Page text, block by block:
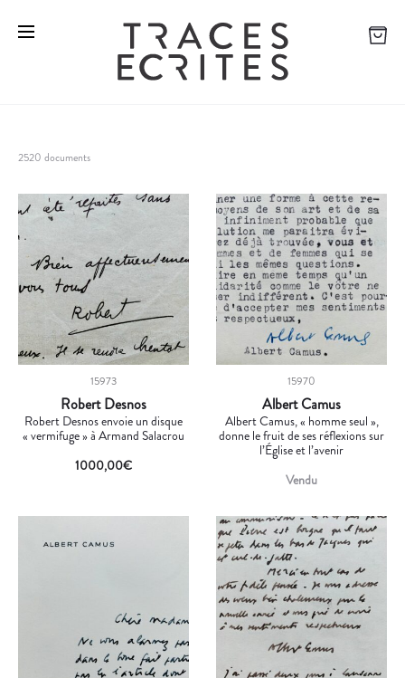
2520 documents
15973
Robert Desnos
Robert Desnos envoie un disque
« vermifuge » à Armand Salacrou
1000,00€
15970
Albert Camus
Albert Camus, « homme seul »,
donne le fruit de ses réflexions sur
l’Église et l’avenir
Vendu